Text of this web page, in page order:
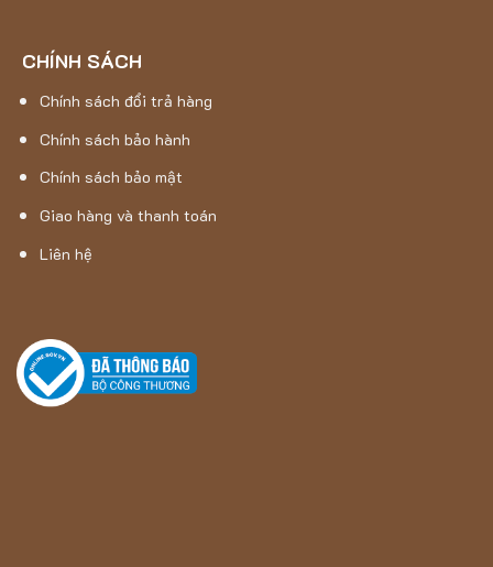
CHÍNH SÁCH
Chính sách đổi trả hàng
Chính sách bảo hành
Chính sách bảo mật
Giao hàng và thanh toán
Liên hệ